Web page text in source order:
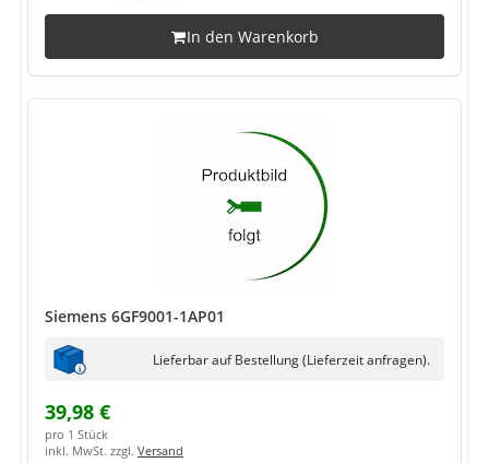
In den Warenkorb
Siemens 6GF9001-1AP01
Lieferbar auf Bestellung (Lieferzeit anfragen).
39,98 €
pro 1 Stück
inkl. MwSt. zzgl. Versand